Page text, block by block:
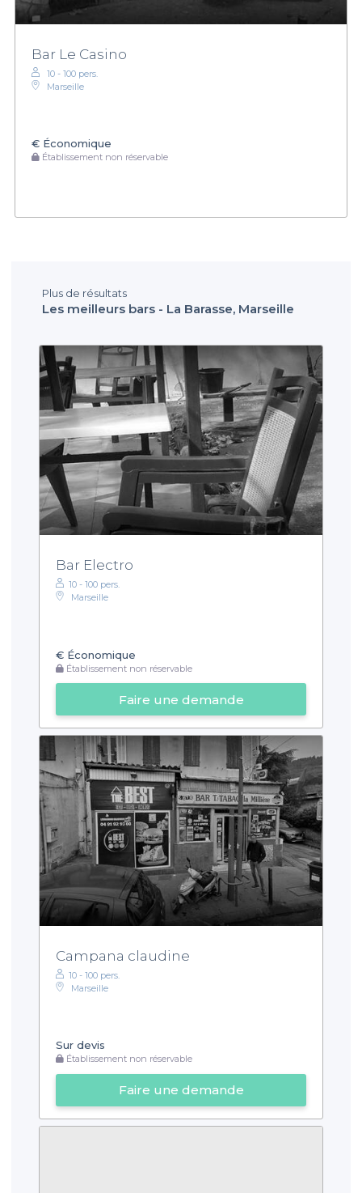
Bar Le Casino
10 - 100 pers.
Marseille
€ Économique
Établissement non réservable
Plus de résultats
Les meilleurs bars - La Barasse, Marseille
Bar Electro
10 - 100 pers.
Marseille
€ Économique
Établissement non réservable
Faire une demande
Campana claudine
10 - 100 pers.
Marseille
Sur devis
Établissement non réservable
Faire une demande